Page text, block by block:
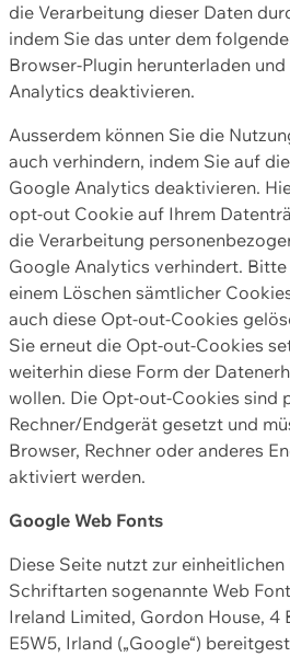
die Verarbeitung dieser Daten
indem Sie das unter dem
Browser-Plugin herunterladen
Analytics deaktivieren.
Ausserdem können Sie die
auch verhindern, indem Sie auf
Google Analytics deaktivieren.
opt-out Cookie auf Ihrem
die Verarbeitung
Google Analytics verhindert.
einem Löschen sämtlicher
auch diese Opt-out-Cookies
Sie erneut die Opt-out-Cookies
weiterhin diese Form der
wollen. Die Opt-out-Cookies sind
Rechner/Endgerät gesetzt und
Browser, Rechner oder anderes
aktiviert werden.
Google Web Fonts
Diese Seite nutzt zur
Schriftarten sogenannte Web
Ireland Limited, Gordon House, 4
E5W5, Irland („Google“)